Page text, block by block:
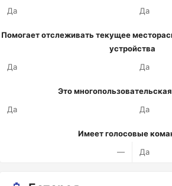
Да
Да
Помогает отслеживать текущее
устройства
Да
Да
Это
Да
Да
Имеет голосовые
—
Да